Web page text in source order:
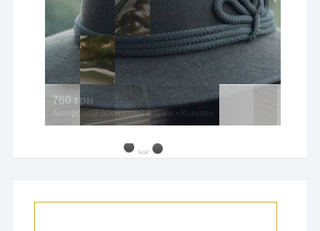
760 грн
Авторський бронзовий значок «Козуля»